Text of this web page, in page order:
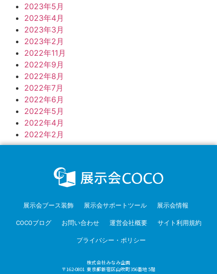
2023年5月
2023年4月
2023年3月
2023年2月
2022年11月
2022年9月
2022年8月
2022年7月
2022年6月
2022年5月
2022年4月
2022年2月
展示会ブース装飾 展示会サポートツール 展示会情報
COCOブログ お問い合わせ 運営会社概要 サイト利用規約
プライバシー・ポリシー
株式会社みなみ企画
〒162-0801 東京都新宿区山吹町356番地 5階